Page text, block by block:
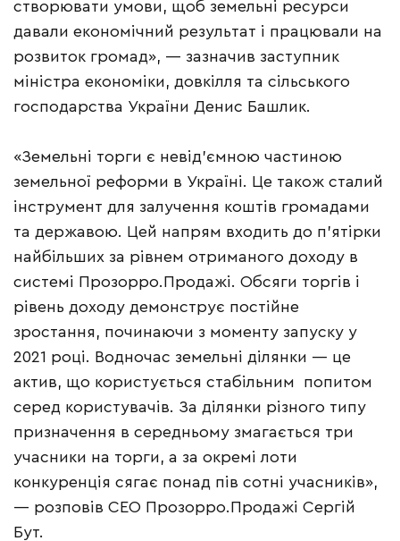
створювати умови, щоб земельні ресурси
давали економічний результат і працювали на
розвиток громад», — зазначив заступник
міністра економіки, довкілля та сільського
господарства України Денис Башлик.
«Земельні торги є невід’ємною частиною
земельної реформи в Україні. Це також сталий
інструмент для залучення коштів громадами
та державою. Цей напрям входить до п’ятірки
найбільших за рівнем отриманого доходу в
системі Прозорро.Продажі. Обсяги торгів і
рівень доходу демонструє постійне
зростання, починаючи з моменту запуску у
2021 році. Водночас земельні ділянки — це
актив, що користується стабільним попитом
серед користувачів. За ділянки різного типу
призначення в середньому змагається три
учасники на торги, а за окремі лоти
конкуренція сягає понад пів сотні учасників»,
— розповів СЕО Прозорро.Продажі Сергій
Бут.